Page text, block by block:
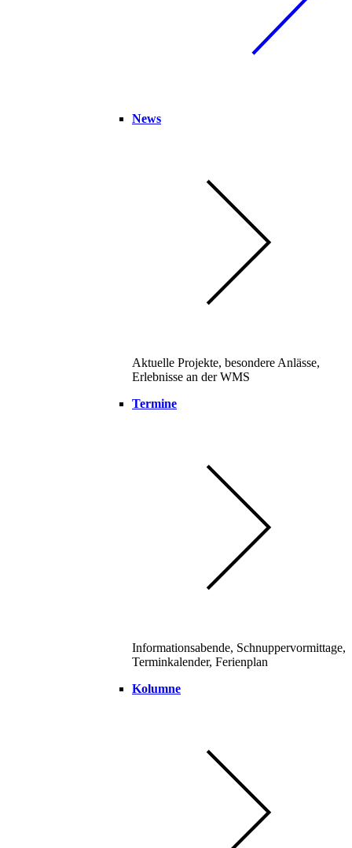
News
Aktuelle Projekte, besondere Anlässe,
Erlebnisse an der WMS
Termine
Informationsabende, Schnuppervormittage,
Terminkalender, Ferienplan
Kolumne